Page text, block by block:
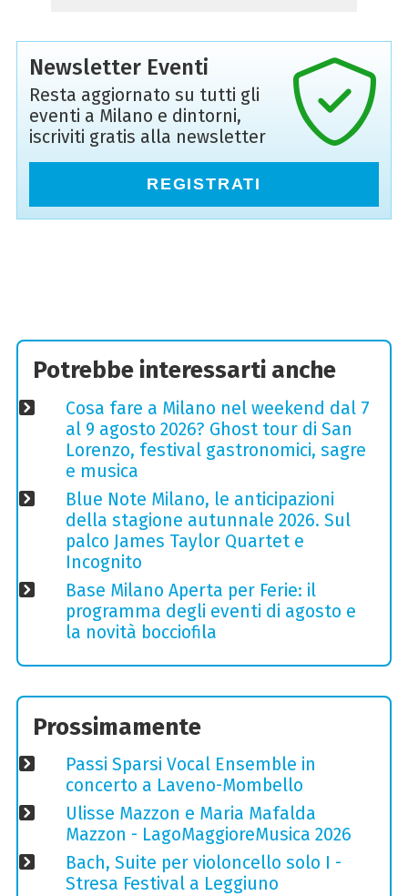
Newsletter Eventi
Resta aggiornato su tutti gli
eventi a Milano e dintorni,
iscriviti gratis alla newsletter
REGISTRATI
Potrebbe interessarti anche
Cosa fare a Milano nel weekend dal 7
al 9 agosto 2026? Ghost tour di San
Lorenzo, festival gastronomici, sagre
e musica
Blue Note Milano, le anticipazioni
della stagione autunnale 2026. Sul
palco James Taylor Quartet e
Incognito
Base Milano Aperta per Ferie: il
programma degli eventi di agosto e
la novità bocciofila
Prossimamente
Passi Sparsi Vocal Ensemble in
concerto a Laveno-Mombello
Ulisse Mazzon e Maria Mafalda
Mazzon - LagoMaggioreMusica 2026
Bach, Suite per violoncello solo I -
Stresa Festival a Leggiuno